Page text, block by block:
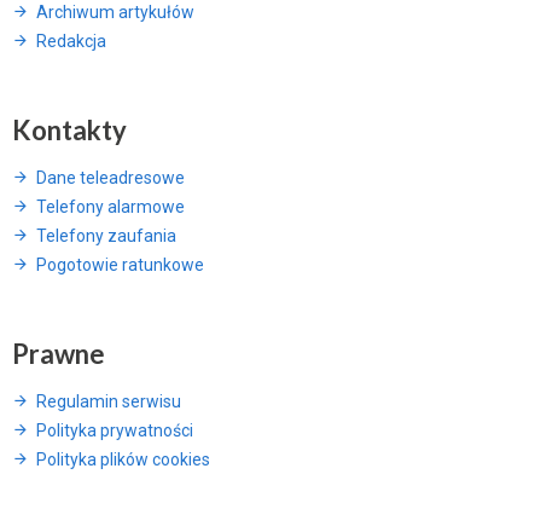
Archiwum artykułów
Redakcja
Kontakty
Dane teleadresowe
Telefony alarmowe
Telefony zaufania
Pogotowie ratunkowe
Prawne
Regulamin serwisu
Polityka prywatności
Polityka plików cookies